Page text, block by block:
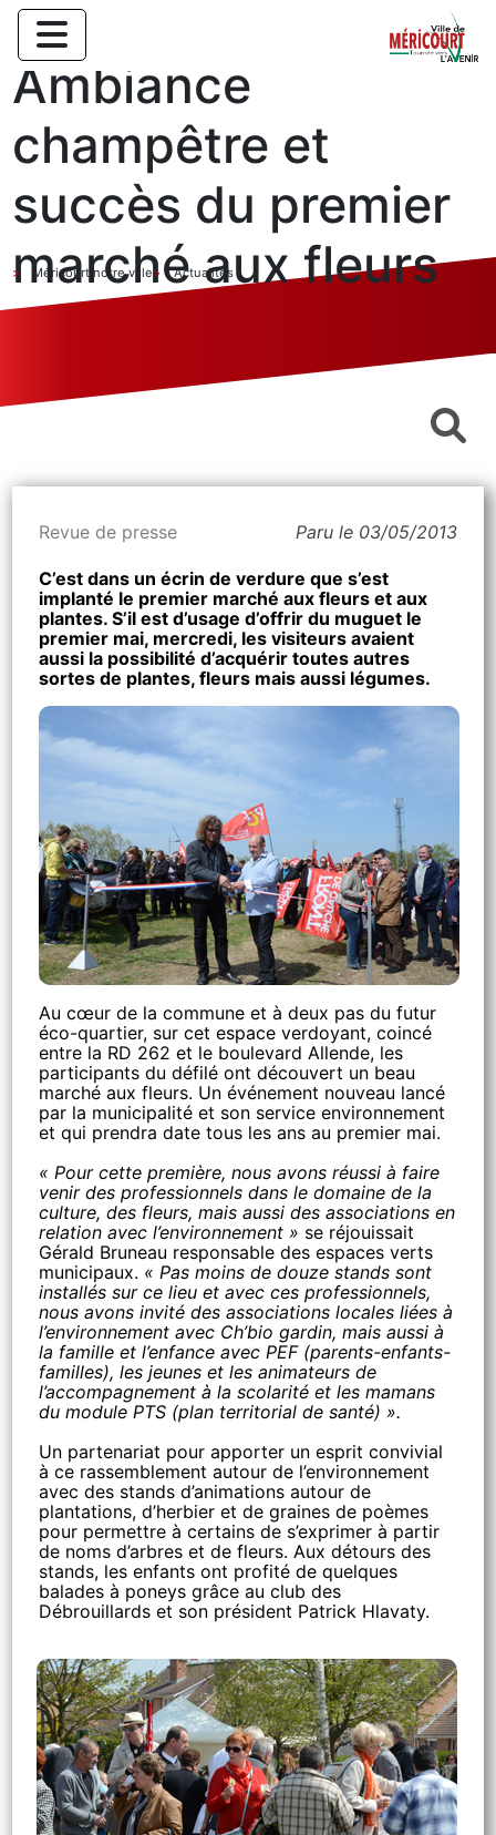
Ambiance
champêtre et
succès du premier
marché aux fleurs
Méricourt notre ville Actualités
Revue de presse Paru le 03/05/2013
C’est dans un écrin de verdure que s’est
implanté le premier marché aux fleurs et aux
plantes. S’il est d’usage d’offrir du muguet le
premier mai, mercredi, les visiteurs avaient
aussi la possibilité d’acquérir toutes autres
sortes de plantes, fleurs mais aussi légumes.
Au cœur de la commune et à deux pas du futur
éco-quartier, sur cet espace verdoyant, coincé
entre la RD 262 et le boulevard Allende, les
participants du défilé ont découvert un beau
marché aux fleurs. Un événement nouveau lancé
par la municipalité et son service environnement
et qui prendra date tous les ans au premier mai.
« Pour cette première, nous avons réussi à faire
venir des professionnels dans le domaine de la
culture, des fleurs, mais aussi des associations en
relation avec l’environnement » se réjouissait
Gérald Bruneau responsable des espaces verts
municipaux. « Pas moins de douze stands sont
installés sur ce lieu et avec ces professionnels,
nous avons invité des associations locales liées à
l’environnement avec Ch’bio gardin, mais aussi à
la famille et l’enfance avec PEF (parents-enfants-
familles), les jeunes et les animateurs de
l’accompagnement à la scolarité et les mamans
du module PTS (plan territorial de santé) ».
Un partenariat pour apporter un esprit convivial
à ce rassemblement autour de l’environnement
avec des stands d’animations autour de
plantations, d’herbier et de graines de poèmes
pour permettre à certains de s’exprimer à partir
de noms d’arbres et de fleurs. Aux détours des
stands, les enfants ont profité de quelques
balades à poneys grâce au club des
Débrouillards et son président Patrick Hlavaty.